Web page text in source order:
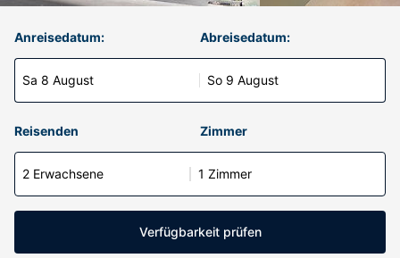
Anreisedatum:
Sa 8 August
Abreisedatum:
So 9 August
Reisenden Zimmer
2 Erwachsene 1 Zimmer
Verfügbarkeit prüfen